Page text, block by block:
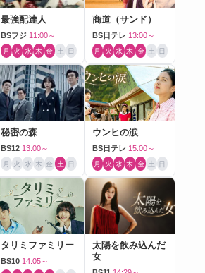
最強配達人
BSフジ 11:00～
月 火 水 木 金 土 日
商道（サンド）
BS日テレ 13:00～
月 火 水 木 金 土 日
秘密の森
BS12 13:00～
月 火 水 木 金 土 日
ウンヒの涙
BS日テレ 15:00～
月 火 水 木 金 土 日
タリミファミリー
BS10 14:05～
太陽を飲み込んだ
女